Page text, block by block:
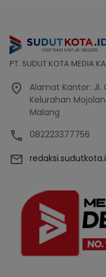
PT. SUDUT KOTA MEDIA
Alamat Kantor: Jl.
Kelurahan
Malang
082223377756